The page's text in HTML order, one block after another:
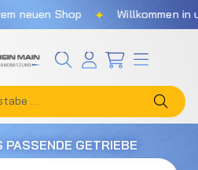
neuen Shop Willkommen in
PASSENDE GETRIEBE